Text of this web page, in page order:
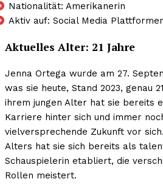
Nationalität: Amerikanerin
Aktiv auf: Social Media
Aktuelles Alter: 21 Jahre
Jenna Ortega wurde am 27.
was sie heute, Stand 2023, genau
ihrem jungen Alter hat sie bereits
Karriere hinter sich und immer
vielversprechende Zukunft vor
Alters hat sie sich bereits als
Schauspielerin etabliert, die
Rollen meistert.